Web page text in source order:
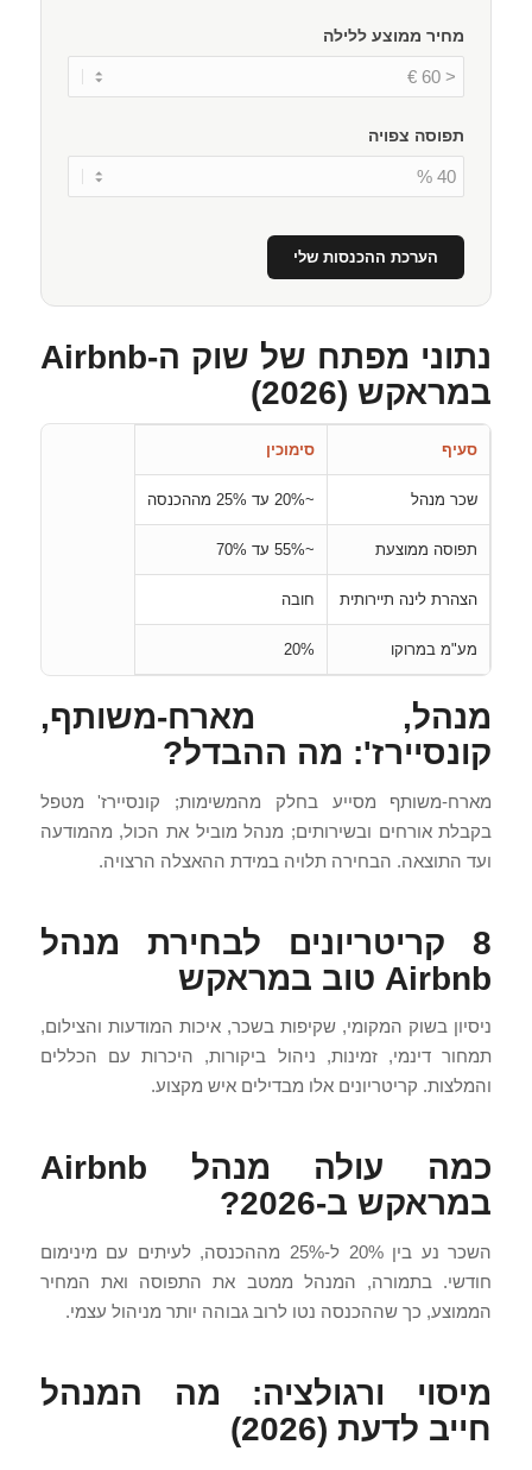
מחיר ממוצע ללילה
תפוסה צפויה
הערכת ההכנסות שלי
נתוני מפתח של שוק ה-Airbnb
במראקש (2026)
סעיף סימוכין
שכר מנהל ~20% עד 25% מההכנסה
תפוסה ממוצעת ~55% עד 70%
הצהרת לינה תיירותית חובה
מע"מ במרוקו 20%
מנהל, מארח-משותף,
קונסיירז': מה ההבדל?
מארח-משותף מסייע בחלק מהמשימות; קונסיירז' מטפל
בקבלת אורחים ובשירותים; מנהל מוביל את הכול, מהמודעה
ועד התוצאה. הבחירה תלויה במידת ההאצלה הרצויה.
8 קריטריונים לבחירת מנהל
Airbnb טוב במראקש
ניסיון בשוק המקומי, שקיפות בשכר, איכות המודעות והצילום,
תמחור דינמי, זמינות, ניהול ביקורות, היכרות עם הכללים
והמלצות. קריטריונים אלו מבדילים איש מקצוע.
כמה עולה מנהל Airbnb
במראקש ב-2026?
השכר נע בין 20% ל-25% מההכנסה, לעיתים עם מינימום
חודשי. בתמורה, המנהל ממטב את התפוסה ואת המחיר
הממוצע, כך שההכנסה נטו לרוב גבוהה יותר מניהול עצמי.
מיסוי ורגולציה: מה המנהל
חייב לדעת (2026)